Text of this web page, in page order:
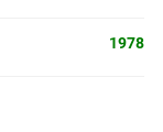
1978